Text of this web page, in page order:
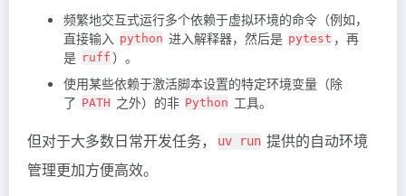
频繁地交互式运行多个依赖于虚拟环境的命令（例如，
直接输入 python 进入解释器，然后是 pytest ，再
是 ruff ）。
使用某些依赖于激活脚本设置的特定环境变量（除
了 PATH 之外）的非 Python 工具。
但对于大多数日常开发任务， uv run 提供的自动环境
管理更加方便高效。